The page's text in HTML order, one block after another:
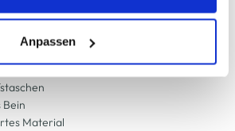
erlauben" klicken. Mehr dazu
die Einwilligungserklärung
erfahren Sie in unserem
derDatenschutzerklärung.
Anpassen
Bein
von Sure
Material